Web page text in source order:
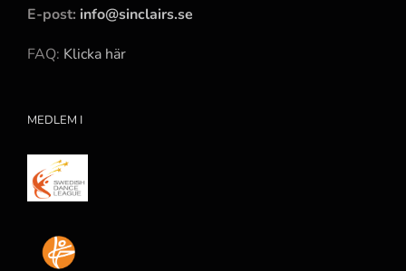
E-post: info@sinclairs.se
FAQ: Klicka här
MEDLEM I